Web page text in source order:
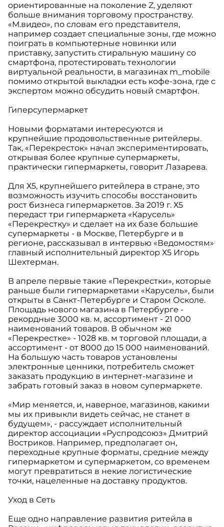
ориентированные на поколение Z, уделяют
больше внимания торговому пространству.
«М.видео», по словам его представителя,
например создает специальные зоны, где можно
поиграть в компьютерные новинки или
приставку, запустить стиральную машину со
смартфона, протестировать технологии
виртуальной реальности, в магазинах m_mobile
помимо открытой выкладки есть кофе-зона, где с
экспертом можно обсудить новый смартфон.
Гиперсупермаркет
Новыми форматами интересуются и
крупнейшие продовольственные ритейлеры.
Так, «Перекресток» начал экспериментировать,
открывая более крупные супермаркеты,
практически гипермаркеты, говорит Лазарева.
Для Х5, крупнейшего ритейлера в стране, это
возможность изучить способы восстановить
рост бизнеса гипермаркетов. За 2019 г. Х5
передаст три гипермаркета «Карусель»
«Перекрестку» и сделает на их базе большие
супермаркеты - в Москве, Петербурге и в
регионе, рассказывал в интервью «Ведомостям»
главный исполнительный директор Х5 Игорь
Шехтерман.
В апреле первые такие «Перекрестки», которые
раньше были гипермаркетами «Карусель», были
открыты в Санкт-Петербурге и Старом Осколе.
Площадь нового магазина в Петербурге -
рекордные 3000 кв. м, ассортимент - 21 000
наименований товаров. В обычном же
«Перекрестке» - 1028 кв. м торговой площади, а
ассортимент - от 8000 до 15 000 наименований.
На большую часть товаров установлены
электронные ценники, потребитель сможет
заказать продукцию в интернет-магазине и
забрать готовый заказ в новом супермаркете.
«Мир меняется, и, наверное, магазинов, какими
мы их привыкли видеть сейчас, не станет в
будущем», - рассуждает исполнительный
директор ассоциации «Руспродсоюз» Дмитрий
Востриков. Например, предполагает он,
переходные крупные форматы, средние между
гипермаркетом и супермаркетом, со временем
могут превратиться в некие логистические
точки, нацеленные на доставку продуктов.
Уход в Сеть
Eще одно направление развития ритейла в